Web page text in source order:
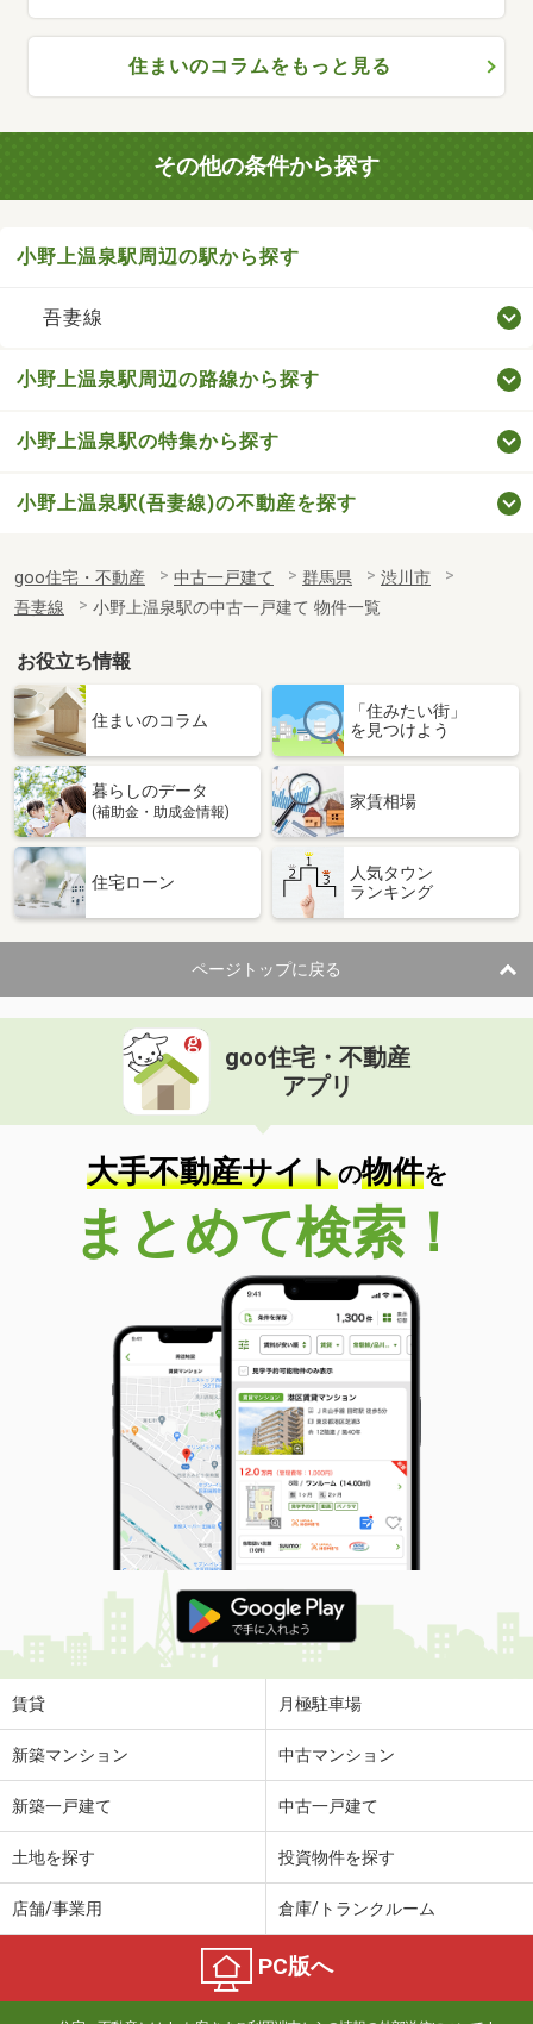
住まいのコラムをもっと見る
その他の条件から探す
小野上温泉駅周辺の駅から探す
吾妻線
小野上温泉駅周辺の路線から探す
小野上温泉駅の特集から探す
小野上温泉駅(吾妻線)の不動産を探す
goo住宅・不動産 中古一戸建て 群馬県
渋川市
吾妻線
小野上温泉駅の中古一戸建て 物件一覧
お役立ち情報
住まいのコラム
「住みたい街」
を見つけよう
暮らしのデータ
(補助金・助成金情報)
家賃相場
住宅ローン
人気タウン
ランキング
ページトップに戻る
goo住宅・不動産
アプリ
大手不動産サイトの物件を
まとめて検索！
賃貸 月極駐車場
新築マンション 中古マンション
新築一戸建て 中古一戸建て
土地を探す 投資物件を探す
店舗/事業用 倉庫/トランクルーム
PC版へ